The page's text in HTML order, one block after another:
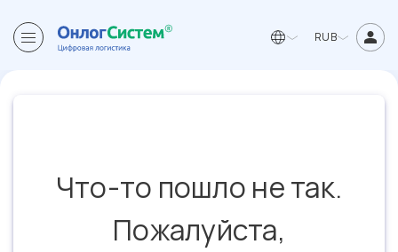
RUB
Что-то пошло не так.
Пожалуйста,